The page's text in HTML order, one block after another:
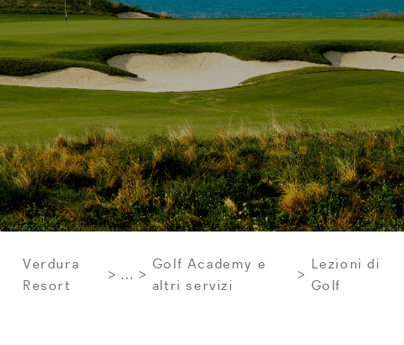
Verdura
Resort
...
Golf Academy e
altri servizi
Lezioni di
Golf